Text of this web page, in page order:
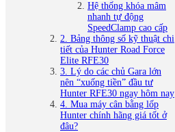
Hệ thống khóa mâm
nhanh tự động
SpeedClamp cao cấp
2. Bảng thông số kỹ thuật chi
tiết của Hunter Road Force
Elite RFE30
3. Lý do các chủ Gara lớn
nên “xuống tiền” đầu tư
Hunter RFE30 ngay hôm nay
4. Mua máy cân bằng lốp
Hunter chính hãng giá tốt ở
đâu?